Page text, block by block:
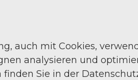
auch mit Cookies,
analysieren und
Sie in der